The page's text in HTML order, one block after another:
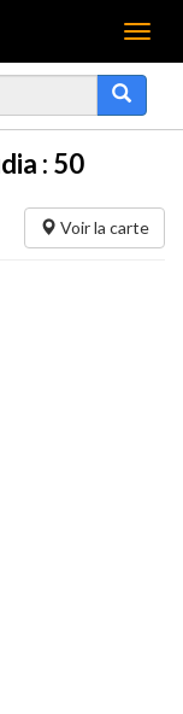
Menu
: 50
Voir la carte